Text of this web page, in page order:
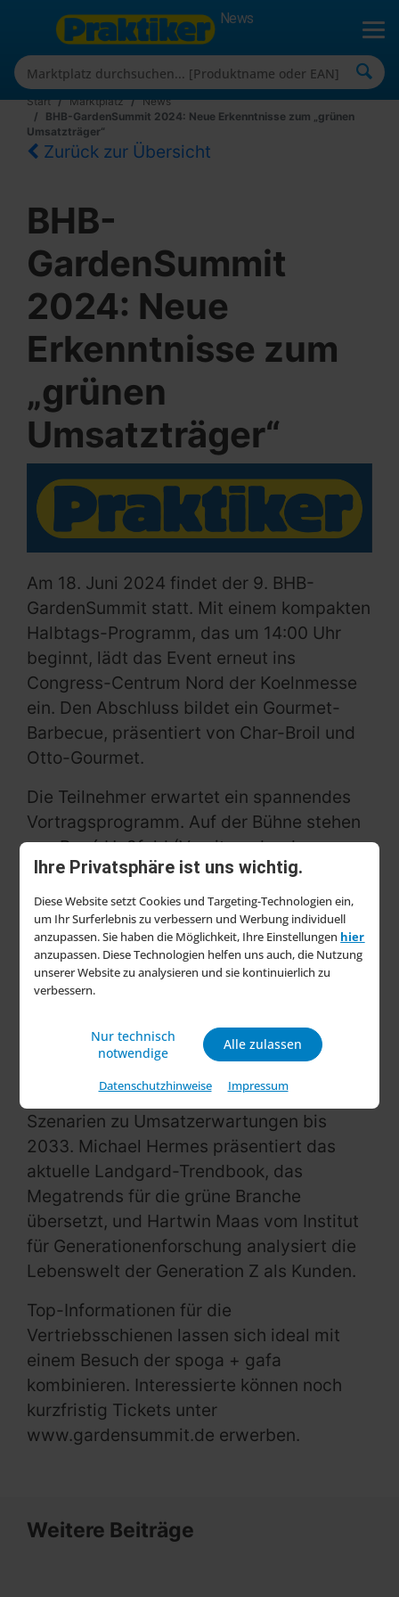
Ihre Privatsphäre ist uns wichtig.
Diese Website setzt Cookies und Targeting-Technologien ein,
um Ihr Surferlebnis zu verbessern und Werbung individuell
anzupassen. Sie haben die Möglichkeit, Ihre Einstellungen hier
anzupassen. Diese Technologien helfen uns auch, die Nutzung
unserer Website zu analysieren und sie kontinuierlich zu
verbessern.
Nur technisch
notwendige
Alle zulassen
Datenschutzhinweise Impressum
News
Start Marktplatz
News
BHB-GardenSummit 2024: Neue Erkenntnisse zum „grünen
Umsatzträger“
Zurück zur Übersicht
BHB-
GardenSummit
2024: Neue
Erkenntnisse zum
„grünen
Umsatzträger“
Am 18. Juni 2024 findet der 9. BHB-
GardenSummit statt. Mit einem kompakten
Halbtags-Programm, das um 14:00 Uhr
beginnt, lädt das Event erneut ins
Congress-Centrum Nord der Koelnmesse
ein. Den Abschluss bildet ein Gourmet-
Barbecue, präsentiert von Char-Broil und
Otto-Gourmet.
Die Teilnehmer erwartet ein spannendes
Vortragsprogramm. Auf der Bühne stehen
u.a. René Haßfeld (Vorsitzender der
Geschäftsführung vonToom Baumarkt
und Sascha Kehrstephan (GfK), der über
verändertes Nachfrageverhalten und
Potenziale im Handel referieren wird. Jan
Hatje (I*Am) spricht über „Mut, Marke,
Mensch – Resilienz im Marketing“, während
„Sales Performance-REPORT
bietet Trend-, Best- und Worst-Case-
Szenarien zu Umsatzerwartungen bis
2033. Michael Hermes präsentiert das
aktuelle Landgard-Trendbook, das
Megatrends für die grüne Branche
übersetzt, und Hartwin Maas vom Institut
für Generationenforschung analysiert die
Lebenswelt der Generation Z als Kunden.
Top-Informationen für die
Vertriebsschienen lassen sich ideal mit
einem Besuch der spoga + gafa
kombinieren. Interessierte können noch
kurzfristig Tickets unter
www.gardensummit.de erwerben.
Weitere Beiträge